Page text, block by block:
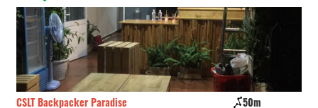
CSLT Backpacker Paradise 50m